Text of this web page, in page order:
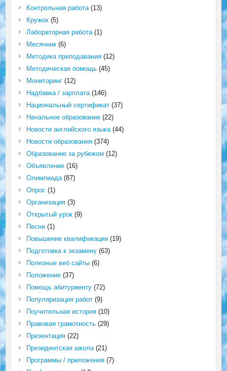
Контрольная работа(13)
Кружок(5)
Лабораторная работа(1)
Месячник(6)
Методика преподавания(12)
Методическая помощь(45)
Мониторинг(12)
Надбавка / зарплата(146)
Национальный сертификат(37)
Начальное образование(22)
Новости английского языка(44)
Новости образования(374)
Образование за рубежом (12)
Объявление(16)
Олимпиада(87)
Опрос (1)
Организация(3)
Открытый урок(9)
Песни(1)
Повышение квалификации(19)
Подготовка к экзамену(63)
Полезные веб сайты(6)
Положение(37)
Помощь абитуриенту(72)
Популяризация работ(9)
Поучительная история(10)
Правовая грамотность(29)
Презентация(22)
Президентская школа(21)
Программы / приложения(7)